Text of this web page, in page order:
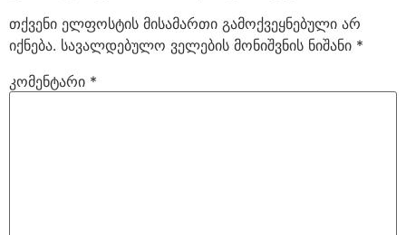
თქვენი ელფოსტის მისამართი გამოქვეყნებული არ
იქნება. სავალდებულო ველების მონიშვნის ნიშანი *
კომენტარი *